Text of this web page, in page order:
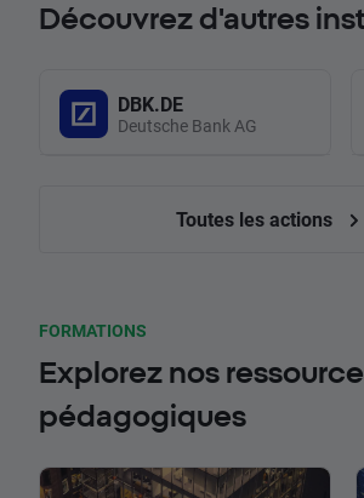
Découvrez d'autres
DBK.DE
Deutsche Bank AG
Toutes les actions
FORMATIONS
Explorez nos
pédagogiques